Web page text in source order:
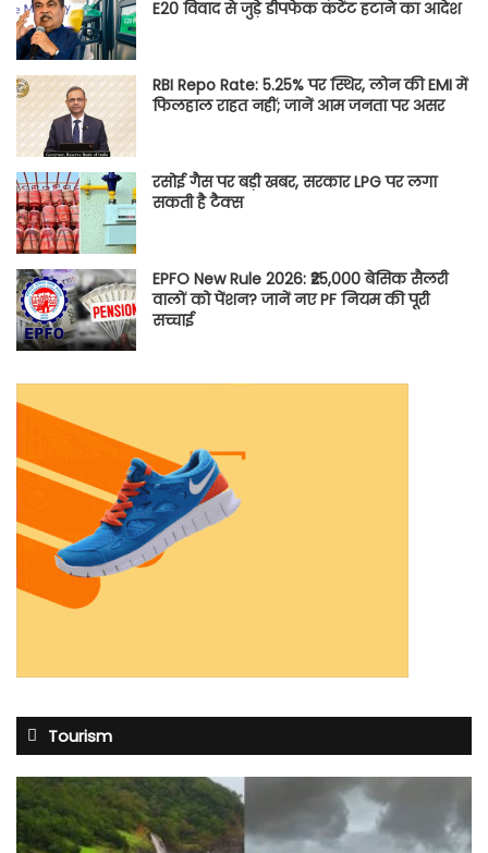
E20 विवाद से जुड़े डीपफेक कंटेंट हटाने का आदेश
RBI Repo Rate: 5.25% पर स्थिर, लोन की EMI में
फिलहाल राहत नहीं; जानें आम जनता पर असर
रसोई गैस पर बड़ी खबर, सरकार LPG पर लगा
सकती है टैक्स
EPFO New Rule 2026: ₹25,000 बेसिक सैलरी
वालों को पेंशन? जानें नए PF नियम की पूरी
सच्चाई
Tourism